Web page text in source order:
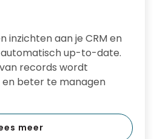
inzichten aan je CRM en
up-to-date.
records wordt
en beter te managen
meer